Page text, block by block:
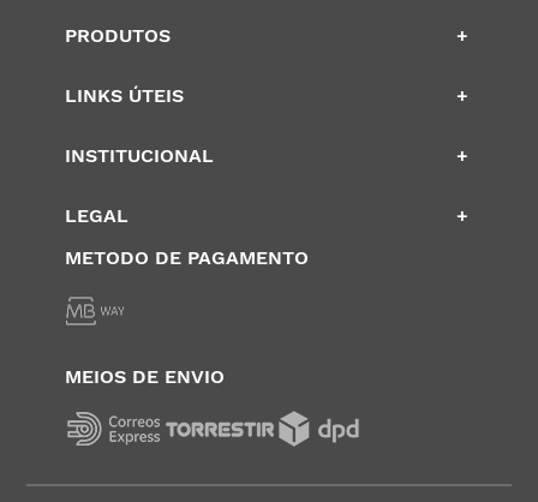
PRODUTOS +
LINKS ÚTEIS +
INSTITUCIONAL +
LEGAL
+
METODO DE PAGAMENTO
MEIOS DE ENVIO